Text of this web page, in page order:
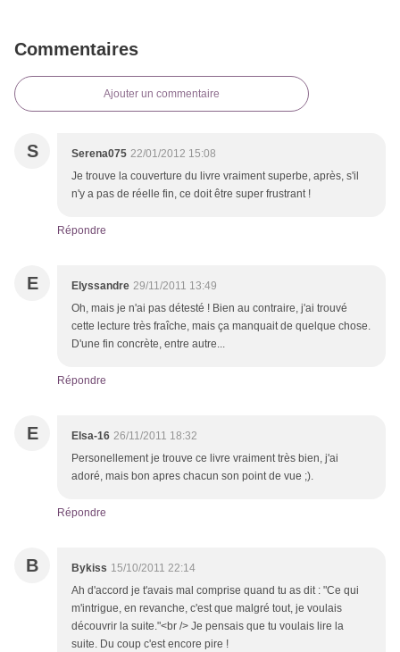
Commentaires
Ajouter un commentaire
S Serena075 22/01/2012 15:08
Je trouve la couverture du livre vraiment superbe, après, s'il
n'y a pas de réelle fin, ce doit être super frustrant !
Répondre
E Elyssandre 29/11/2011 13:49
Oh, mais je n'ai pas détesté ! Bien au contraire, j'ai trouvé
cette lecture très fraîche, mais ça manquait de quelque chose.
D'une fin concrète, entre autre...
Répondre
E Elsa-16 26/11/2011 18:32
Personellement je trouve ce livre vraiment très bien, j'ai
adoré, mais bon apres chacun son point de vue ;).
Répondre
B Bykiss 15/10/2011 22:14
Ah d'accord je t'avais mal comprise quand tu as dit : "Ce qui
m'intrigue, en revanche, c'est que malgré tout, je voulais
découvrir la suite."<br /> Je pensais que tu voulais lire la
suite. Du coup c'est encore pire !